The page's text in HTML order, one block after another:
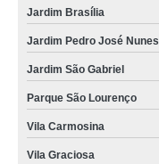
Jardim Brasília
Jardim Pedro José Nunes
Jardim São Gabriel
Parque São Lourenço
Vila Carmosina
Vila Graciosa